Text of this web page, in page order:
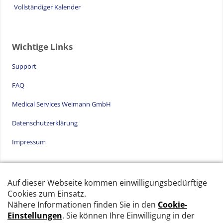
Vollständiger Kalender
Wichtige Links
Support
FAQ
Medical Services Weimann GmbH
Datenschutzerklärung
Impressum
Medical Services Weimann GmbH
Am Pfisterhölzli 25, CH-8606 Greifensee
Tel: +41 32 510 75 67